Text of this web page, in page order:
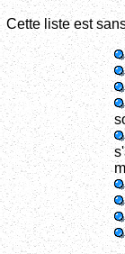
Cette liste est